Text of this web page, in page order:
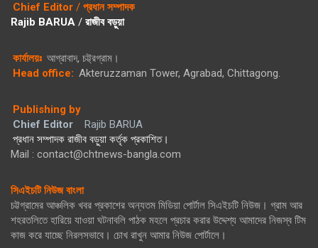
Chief Editor / প্রধান সম্পাদক
Rajib BARUA / রাজীব বড়ুয়া
কার্যালয়ঃ আগ্রাবাদ, চট্ট্রগ্রাম।
Head office: Akteruzzaman Tower, Agrabad, Chittagong.
Publishing by
Chief Editor
Rajib BARUA
প্রধান সম্পাদক রাজীব বড়ুয়া কর্তৃক প্রকাশিত।
Mail : contact@chtnews-bangla.com
সিএইচটি নিউজ বাংলা
চট্টগ্রামের আঞ্চলিক খবর প্রকাশের অন্যতম মিডিয়া পোর্টাল সিএইচটি নিউজ। গ্রাম আর
শহরতলিতে হারিয়ে যাওয়া ঘটনাবলি পাঠক মহলে প্রচার করার উদ্দেশ্য আমাদের নিজস্ব টিম
কাজ করে যাচ্ছে নিরলসভাবে। চোখ রাখুন আমার নিউজ পোর্টালে।